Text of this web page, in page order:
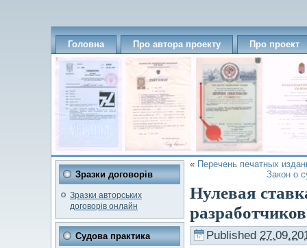
Головна Про автора проекту Про проект
Зразки договорів
Зразки авторських
договорів онлайн
Судова практика
« Перечень печатных
Закон о
Нулевая
Published